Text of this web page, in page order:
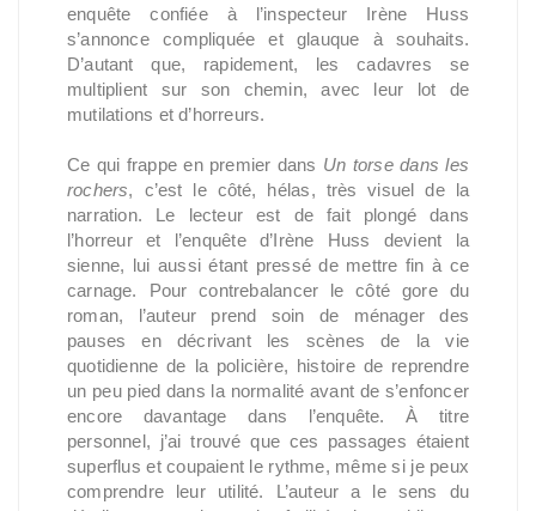
enquête confiée à l’inspecteur Irène Huss
s’annonce compliquée et glauque à souhaits.
D’autant que, rapidement, les cadavres se
multiplient sur son chemin, avec leur lot de
mutilations et d’horreurs.
Ce qui frappe en premier dans Un torse dans les
rochers, c’est le côté, hélas, très visuel de la
narration. Le lecteur est de fait plongé dans
l’horreur et l’enquête d’Irène Huss devient la
sienne, lui aussi étant pressé de mettre fin à ce
carnage. Pour contrebalancer le côté gore du
roman, l’auteur prend soin de ménager des
pauses en décrivant les scènes de la vie
quotidienne de la policière, histoire de reprendre
un peu pied dans la normalité avant de s’enfoncer
encore davantage dans l’enquête. À titre
personnel, j’ai trouvé que ces passages étaient
superflus et coupaient le rythme, même si je peux
comprendre leur utilité. L’auteur a le sens du